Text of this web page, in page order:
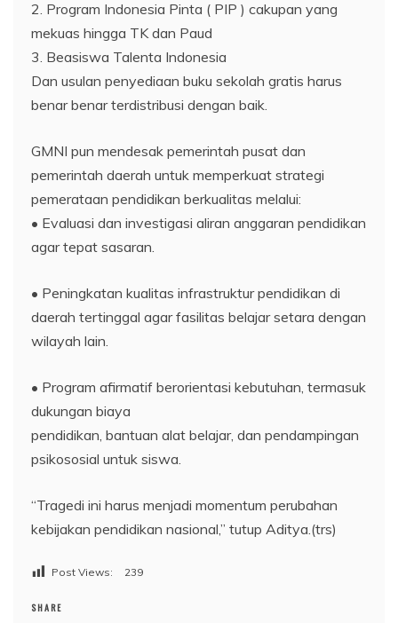
2. ⁠Program Indonesia Pinta ( PIP ) cakupan yang
mekuas hingga TK dan Paud
3. ⁠Beasiswa Talenta Indonesia
Dan usulan penyediaan buku sekolah gratis harus
benar benar terdistribusi dengan baik.
GMNI pun mendesak pemerintah pusat dan
pemerintah daerah untuk memperkuat strategi
pemerataan pendidikan berkualitas melalui:
• Evaluasi dan investigasi aliran anggaran pendidikan
agar tepat sasaran.
• Peningkatan kualitas infrastruktur pendidikan di
daerah tertinggal agar fasilitas belajar setara dengan
wilayah lain.
• Program afirmatif berorientasi kebutuhan, termasuk
dukungan biaya
pendidikan, bantuan alat belajar, dan pendampingan
psikososial untuk siswa.
“Tragedi ini harus menjadi momentum perubahan
kebijakan pendidikan nasional,” tutup Aditya.(trs)
Post Views: 239
SHARE